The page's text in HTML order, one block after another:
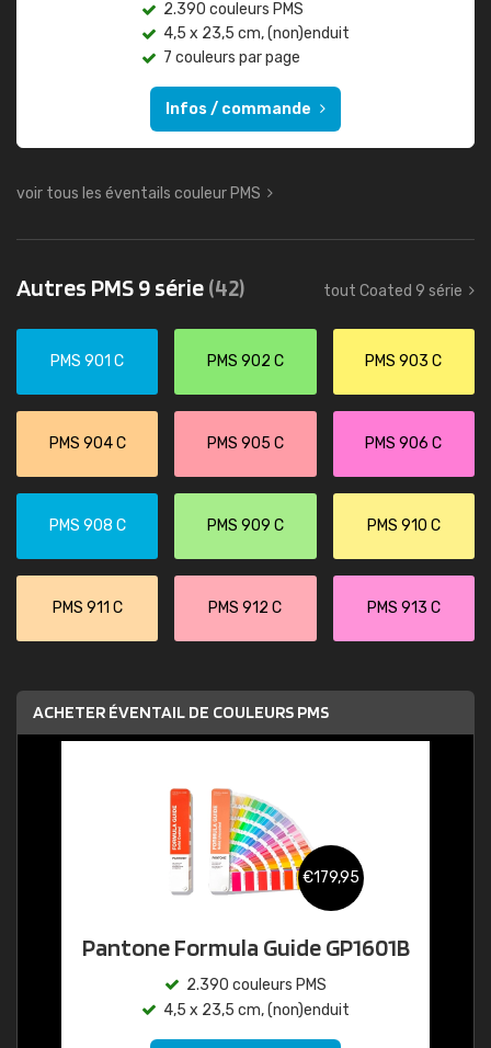
2.390 couleurs PMS
4,5 x 23,5 cm, (non)enduit
7 couleurs par page
Infos / commande
voir tous les éventails couleur PMS
Autres PMS 9 série(42) tout Coated 9 série
PMS 901 C PMS 902 C PMS 903 C
PMS 904 C PMS 905 C PMS 906 C
PMS 908 C PMS 909 C PMS 910 C
PMS 911 C PMS 912 C PMS 913 C
ACHETER ÉVENTAIL DE COULEURS PMS
€179,95
Pantone Formula Guide GP1601B
2.390 couleurs PMS
4,5 x 23,5 cm, (non)enduit